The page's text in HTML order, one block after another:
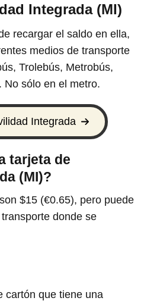
Integrada (MI)
recargar el saldo en ella,
medios de transporte
Trolebús, Metrobús,
No sólo en el metro.
Integrada
tarjeta de
(MI)?
$15 (€0.65), pero puede
donde se
cartón que tiene una